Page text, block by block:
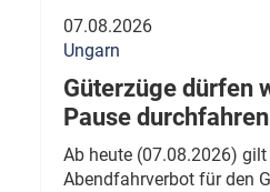
07.08.2026
Ungarn
Güterzüge dürfen
Pause durchfahren
Ab heute (07.08.2026)
Abendfahrverbot für den